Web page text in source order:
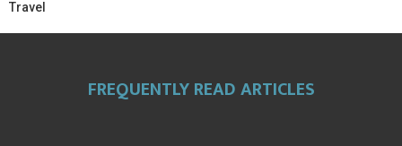
Travel
FREQUENTLY READ ARTICLES